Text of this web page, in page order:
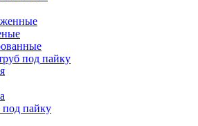
под пайку
пайку